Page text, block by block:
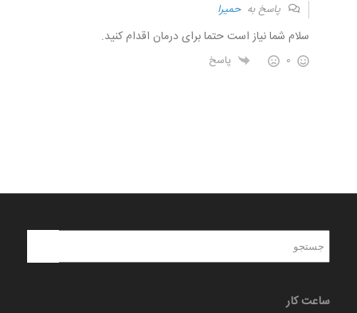
پاسخ بهحمیرا
سلام شما نیاز است حتما برای درمان اقدام کنید.
0 پاسخ
ساعت کار